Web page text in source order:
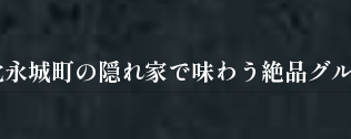
城町の隠れ家で味わう絶品グ